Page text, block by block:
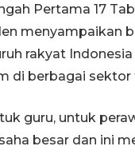
Pertama 17
menyampaikan
rakyat
di berbagai
guru, untuk
besar dan ini